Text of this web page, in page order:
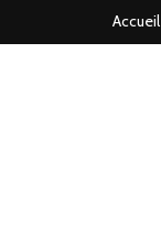
Accueil